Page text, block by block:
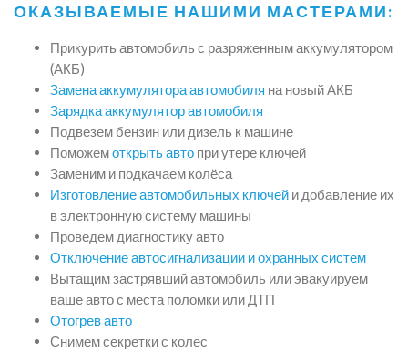
ОКАЗЫВАЕМЫЕ НАШИМИ МАСТЕРАМИ:
Прикурить автомобиль с разряженным аккумулятором
(АКБ)
Замена аккумулятора автомобиля на новый АКБ
Зарядка аккумулятор автомобиля
Подвезем бензин или дизель к машине
Поможемоткрыть авто при утере ключей
Заменим и подкачаем колёса
Изготовление автомобильных ключей и добавление их
в электронную систему машины
Проведем диагностику авто
Отключение автосигнализации и охранных систем
Вытащим застрявший автомобиль или эвакуируем
ваше авто с места поломки или ДТП
Отогрев авто
Снимем секретки с колес